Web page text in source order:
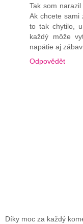
Tak som
Ak chcete sami
to tak chytilo,
každý môže
napätie aj
Odpovědět
Díky moc za každý